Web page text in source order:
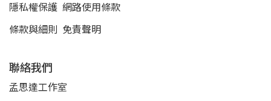
隱私權保護 網路使用條款
條款與細則 免責聲明
聯絡我們
孟思達工作室